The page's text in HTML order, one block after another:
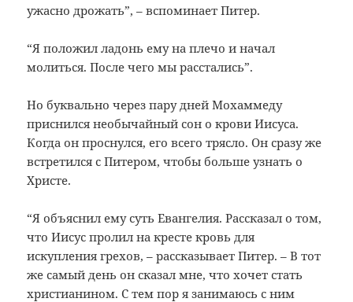
ужасно дрожать”, – вспоминает Питер.
“Я положил ладонь ему на плечо и начал
молиться. После чего мы расстались”.
Но буквально через пару дней Мохаммеду
приснился необычайный сон о крови Иисуса.
Когда он проснулся, его всего трясло. Он сразу же
встретился с Питером, чтобы больше узнать о
Христе.
“Я объяснил ему суть Евангелия. Рассказал о том,
что Иисус пролил на кресте кровь для
искупления грехов, – рассказывает Питер. – В тот
же самый день он сказал мне, что хочет стать
христианином. С тем пор я занимаюсь с ним